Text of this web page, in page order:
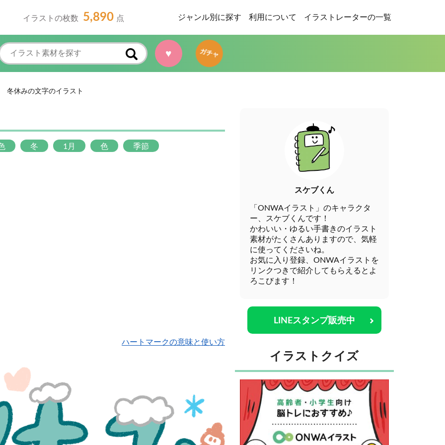
イラストの枚数 5,890 点 ジャンル別に探す 利用について イラストレーターの一覧
♥ ガチャ
冬休みの文字のイラスト
冬 1月 色 季節
ハートマークの意味と使い方
スケブくん
「ONWAイラスト」のキャラクタ
ー、スケブくんです！
かわいい・ゆるい手書きのイラスト
素材がたくさんありますので、気軽
に使ってくださいね。
お気に入り登録、ONWAイラストを
リンクつきで紹介してもらえるとよ
ろこびます！
LINEスタンプ販売中
イラストクイズ